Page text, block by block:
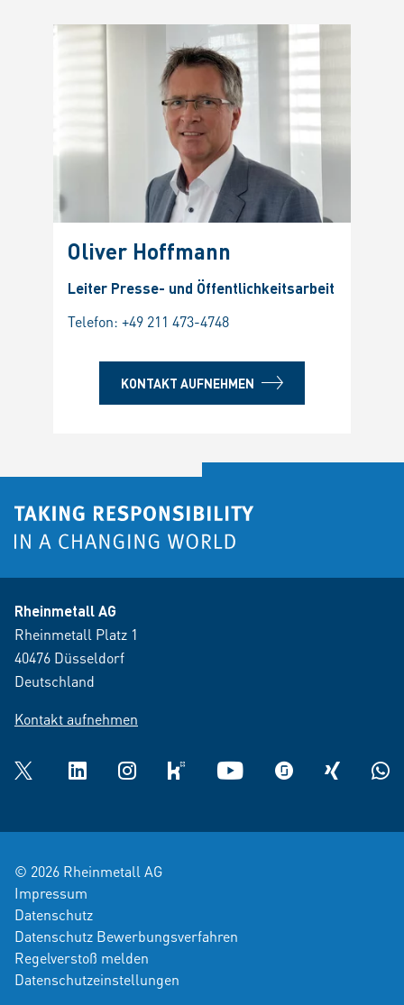
Oliver Hoffmann
Leiter Presse- und Öffentlichkeitsarbeit
Telefon: +49 211 473-4748
KONTAKT AUFNEHMEN
Rheinmetall AG
Rheinmetall Platz 1
40476 Düsseldorf
Deutschland
Kontakt aufnehmen
Twitter LinkedInInstagramkununu YouTube glassdoorXING
© 2026 Rheinmetall AG
Impressum
Datenschutz
Datenschutz Bewerbungsverfahren
Regelverstoß melden
Datenschutzeinstellungen